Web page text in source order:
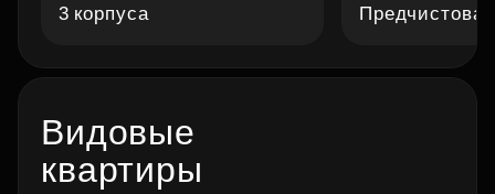
3 корпуса
Предчистовая
Видовые
квартиры